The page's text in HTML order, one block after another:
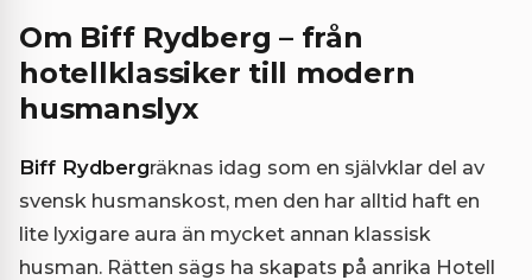
Om Biff Rydberg – från
hotellklassiker till modern
husmanslyx
Biff Rydbergräknas idag som en självklar del av
svensk husmanskost, men den har alltid haft en
lite lyxigare aura än mycket annan klassisk
husman. Rätten sägs ha skapats på anrika Hotell